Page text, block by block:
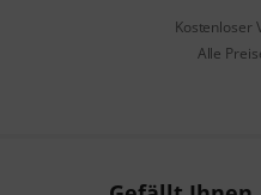
Kostenloser
Alle